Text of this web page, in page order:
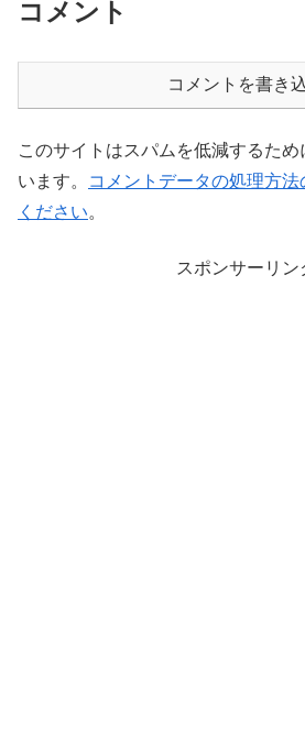
コメント
コメントを書き
このサイトはスパムを低減するため
います。
コメントデータの処理方
ください。
スポンサーリン